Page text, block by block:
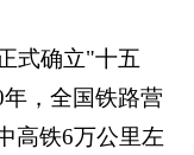
式确立"十五
，全国铁路营
高铁6万公里左